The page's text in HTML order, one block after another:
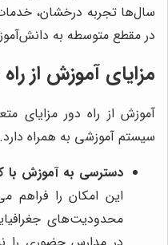
سال‌ها تجربه درخشان،
در مقطع متوسطه به
مزایای آموزش از
آموزش از راه دور مزایای
سیستم آموزشی به همراه دارد.
دسترسی به آموزش با
این امکان را فراهم
محدودیت‌های